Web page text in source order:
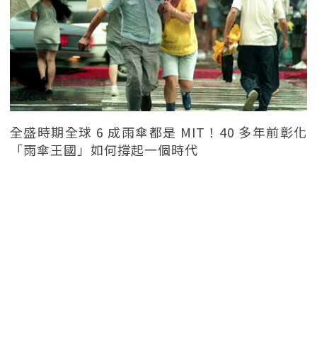
全盛時期全球 6 成雨傘都是 MIT！40 多年前彰化
「雨傘王國」如何撐起一個時代